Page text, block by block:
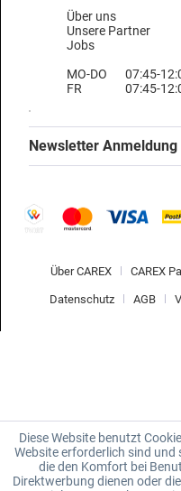
Über uns
Unsere Partner
Jobs
MO-DO
FR
07:45-
07:45-
Newsletter Anmeldung
Über CAREX CAREX
Datenschutz AGB
Diese Website benutzt
Website erforderlich sind und
die den Komfort bei
Direktwerbung dienen oder